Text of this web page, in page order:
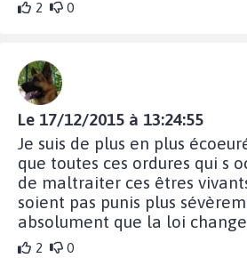
2 0
Le 17/12/2015 à 13:24:55
Je suis de plus en plus
que toutes ces ordures qui s
de maltraiter ces êtres
soient pas punis plus
absolument que la loi
2 0